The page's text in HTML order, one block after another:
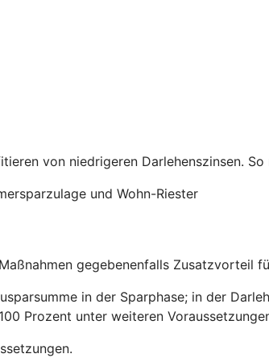
von niedrigeren Darlehenszinsen.
und Wohn-Riester
gegebenenfalls Zusatzvorteil
in der Sparphase; in der
Prozent unter weiteren